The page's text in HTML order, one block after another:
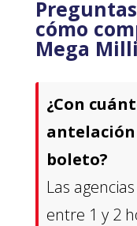
cómo
Mega
¿Con
boleto?
Las
entre 1 y 2